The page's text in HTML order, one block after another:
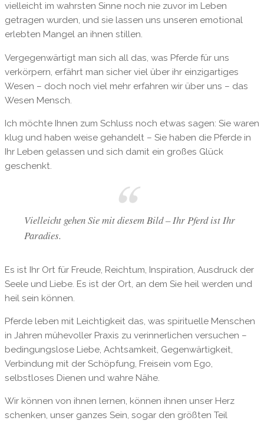
vielleicht im wahrsten Sinne noch nie zuvor im Leben
getragen wurden, und sie lassen uns unseren emotional
erlebten Mangel an ihnen stillen.
Vergegenwärtigt man sich all das, was Pferde für uns
verkörpern, erfährt man sicher viel über ihr einzigartiges
Wesen – doch noch viel mehr erfahren wir über uns – das
Wesen Mensch.
Ich möchte Ihnen zum Schluss noch etwas sagen: Sie waren
klug und haben weise gehandelt – Sie haben die Pferde in
Ihr Leben gelassen und sich damit ein großes Glück
geschenkt.
Vielleicht gehen Sie mit diesem Bild – Ihr Pferd ist Ihr
Paradies.
Es ist Ihr Ort für Freude, Reichtum, Inspiration, Ausdruck der
Seele und Liebe. Es ist der Ort, an dem Sie heil werden und
heil sein können.
Pferde leben mit Leichtigkeit das, was spirituelle Menschen
in Jahren mühevoller Praxis zu verinnerlichen versuchen –
bedingungslose Liebe, Achtsamkeit, Gegenwärtigkeit,
Verbindung mit der Schöpfung, Freisein vom Ego,
selbstloses Dienen und wahre Nähe.
Wir können von ihnen lernen, können ihnen unser Herz
schenken, unser ganzes Sein, sogar den größten Teil